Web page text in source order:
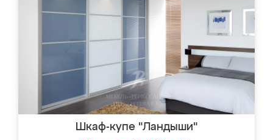
Шкаф-купе "Ландыши"